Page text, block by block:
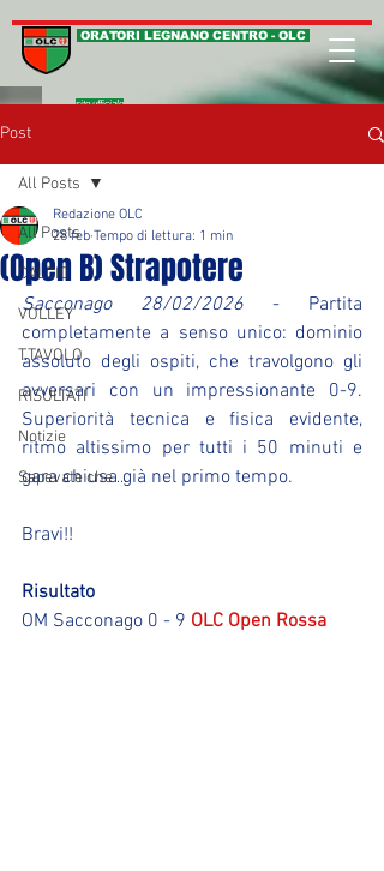
ORATORI LEGNANO CENTRO - OLC
sito ufficiale
Post
All Posts
CALCIO
VOLLEY
T.TAVOLO
RISULTATI
Notizie
Sapevate che ...
All Posts
(Open B) Strapotere
Redazione OLC
28 feb Tempo di lettura: 1 min
Sacconago 28/02/2026 - Partita
completamente a senso unico: dominio
assoluto degli ospiti, che travolgono gli
avversari con un impressionante 0-9.
Superiorità tecnica e fisica evidente,
ritmo altissimo per tutti i 50 minuti e
gara chiusa già nel primo tempo.
Bravi!!
Risultato
OM Sacconago 0 - 9 OLC Open Rossa